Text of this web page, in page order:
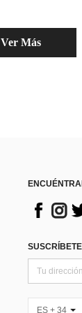
Ver Más
ES + 34